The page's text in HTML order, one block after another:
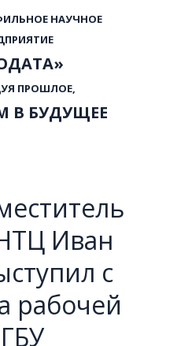
НАУЧНОЕ
ПРОШЛОЕ,
В БУДУЩЕЕ
Иван
с
рабочей